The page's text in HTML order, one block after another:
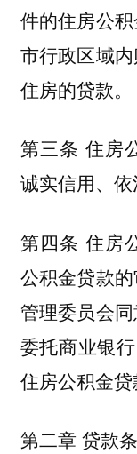
件的住房公
市行政区域
住房的贷款。
第三条 住房
诚实信用、依
第四条 住房
公积金贷款
管理委员会
委托商业银
住房公积金贷
第二章 贷款